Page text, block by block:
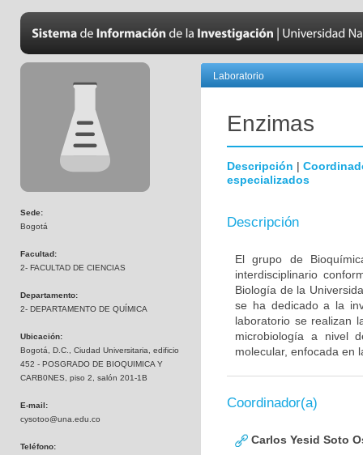
Sede:
Bogotá
Facultad:
2- FACULTAD DE CIENCIAS
Departamento:
2- DEPARTAMENTO DE QUÍMICA
Ubicación:
Bogotá, D.C., Ciudad Universitaria, edificio
452 - POSGRADO DE BIOQUIMICA Y
CARB0NES, piso 2, salón 201-1B
E-mail:
cysotoo@una.edu.co
Teléfono:
Laboratorio
Enzimas
Descripción |
especializados
Descripción
El grupo de
interdisciplinario
Biología de la
se ha dedicado a la
laboratorio se realizan
microbiología a nivel
molecular, enfocada en
Coordinador(a)
Carlos Yesid Soto